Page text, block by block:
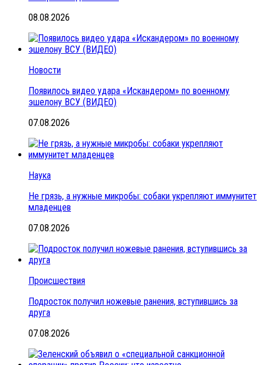
08.08.2026
Новости
Появилось видео удара «Искандером» по военному
эшелону ВСУ (ВИДЕО)
07.08.2026
Наука
Не грязь, а нужные микробы: собаки укрепляют иммунитет
младенцев
07.08.2026
Происшествия
Подросток получил ножевые ранения, вступившись за
друга
07.08.2026